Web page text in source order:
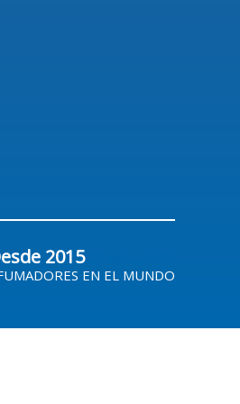
201520 MILLONES
EN EL MUNDO